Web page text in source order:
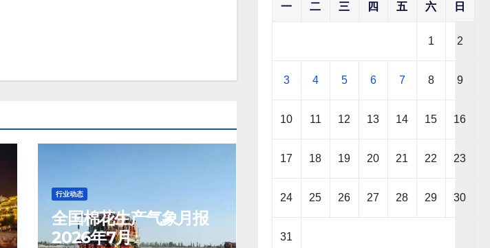
行业动态
全国棉花生产气象月报
2026年7月
一 二 三 四 五 六 日
1 2
3 4 5 6 7 8 9
10 11 12 13 14 15 16
17 18 19 20 21 22 23
24 25 26 27 28 29 30
31